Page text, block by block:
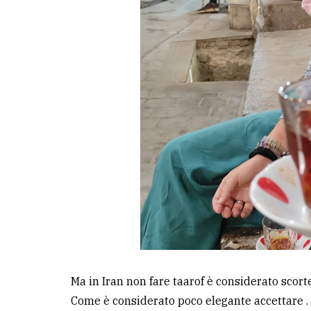
Ma in Iran non fare taarof è considerato
Come è considerato poco elegante accettare .